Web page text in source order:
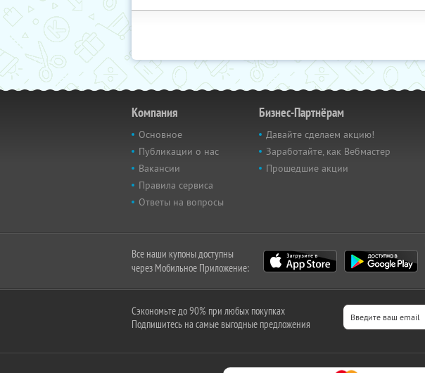
Компания
Основное
Публикации о нас
Вакансии
Правила сервиса
Ответы на вопросы
Бизнес-Партнёрам
Давайте сделаем акцию!
Заработайте, как Вебмастер
Прошедшие акции
Все наши купоны доступны
через Мобильное Приложение:
Сэкономьте до 90% при любых покупках
Подпишитесь на самые выгодные предложения